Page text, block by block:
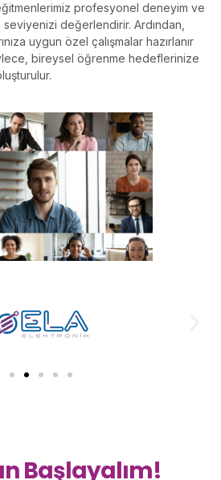
profesyonel deneyim ve
seviyenizi değerlendirir. Ardından,
uygun özel çalışmalar hazırlanır
bireysel öğrenme hedeflerinize
Başlayalım!